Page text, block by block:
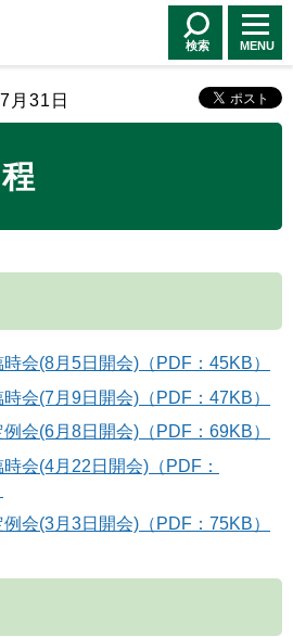
検索 MENU
月31日
会(8月5日開会)（PDF：45KB）
会(7月9日開会)（PDF：47KB）
会(6月8日開会)（PDF：69KB）
会(4月22日開会)（PDF：
会(3月3日開会)（PDF：75KB）